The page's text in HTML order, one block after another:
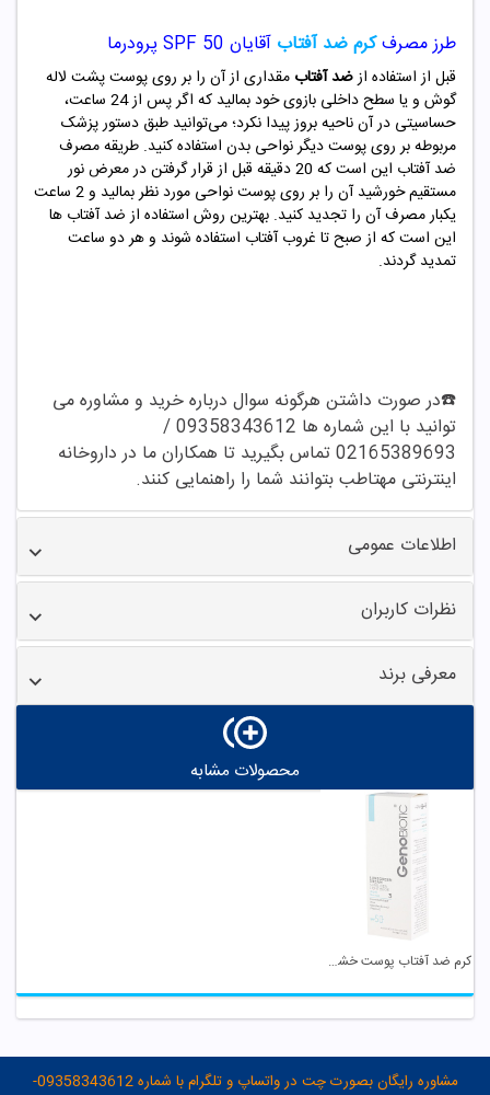
طرز مصرفکرم ضد آفتاب آقایان SPF 50 پرودرما
قبل از استفاده ازضد آفتاب مقداری از آن را بر روی پوست پشت لاله
گوش و یا سطح داخلی بازوی خود بمالید که اگر پس از 24 ساعت،
حساسیتی در آن ناحیه بروز پیدا نکرد؛ می‌توانید طبق دستور پزشک
مربوطه بر روی پوست دیگر نواحی بدن استفاده کنید. طریقه مصرف
ضد آفتاب این است که 20 دقیقه قبل از قرار گرفتن در معرض نور
مستقیم خورشید آن را بر روی پوست نواحی مورد نظر بمالید و 2 ساعت
یکبار مصرف آن را تجدید کنید. بهترین روش استفاده از ضد آفتاب ها
این است که از صبح تا غروب آفتاب استفاده شوند و هر دو ساعت
تمدید گردند.
☎️در صورت داشتن هرگونه سوال درباره خرید و مشاوره می
توانید با این شماره ها 09358343612 /
02165389693 تماس بگیرید تا همکاران ما در داروخانه
اینترنتی مهتاطب بتوانند شما را راهنمایی کنند.
اطلاعات عمومی
نظرات کاربران
معرفی برند
محصولات مشابه
کرم ضد آفتاب پوست خشک و معمولی SPF 50 بژ روشن ...
مشاوره رایگان بصورت چت در واتساپ و تلگرام با شماره 09358343612-